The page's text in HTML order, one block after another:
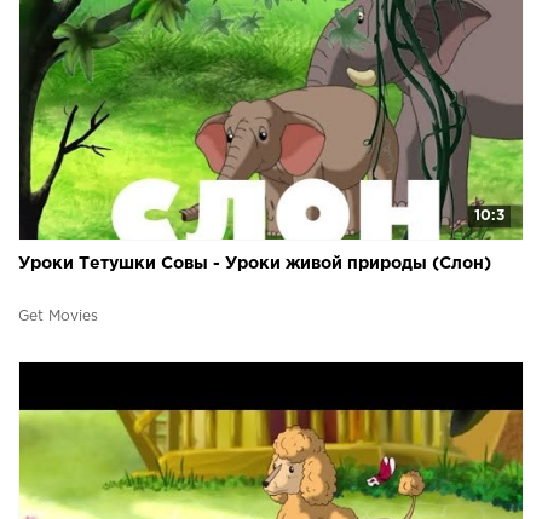
10:3
Уроки Тетушки Совы - Уроки живой природы (Слон)
Get Movies